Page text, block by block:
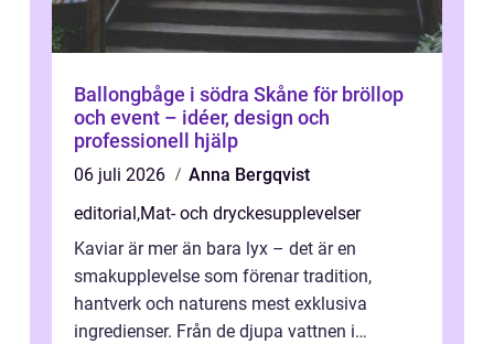
Ballongbåge i södra Skåne för bröllop
och event – idéer, design och
professionell hjälp
06 juli 2026
Anna Bergqvist
editorial,Mat- och dryckesupplevelser
Kaviar är mer än bara lyx – det är en
smakupplevelse som förenar tradition,
hantverk och naturens mest exklusiva
ingredienser. Från de djupa vattnen i